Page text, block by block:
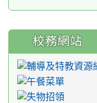
校務網站